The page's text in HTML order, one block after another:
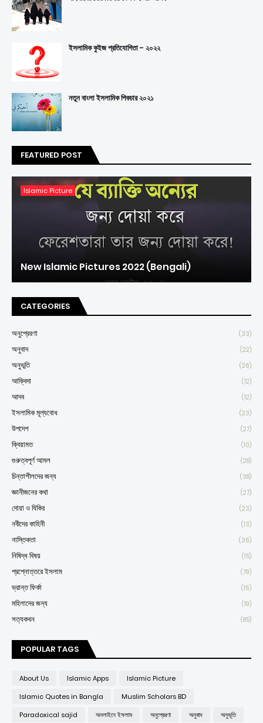
ইসলামিক কুইজ প্রতিযোগিতা - ২০২২
নতুন বাংলা ইসলামিক পিকচার ২০২১
FEATURED POST
Islamic Picture
New Islamic Pictures 2022 (Bengali)
CATEGORIES
অনুপ্রেরণা (33)
অনুবাদ (22)
অনুভূতি (26)
আক্বিদা (12)
আদব (12)
ইসলামিক মূল্যবোধ (23)
উপদেশ (27)
ক্বিয়ামত (10)
গুরুত্বপূর্ণ আমল (28)
চিন্তাশীলদের জন্য (38)
জ্ঞানীজনের কথা (27)
দোয়া ও যিকির (23)
নবীদের কাহিনী (13)
নাস্তিকতা (36)
নিষিদ্ধ বিষয় (15)
প্রশ্নোত্তরে ইসলাম (79)
ভ্রান্ত ফির্কা (16)
মহিলাদের জন্য (19)
সত্যকথন (85)
POPULAR TAGS
About Us Islamic Apps
Islamic Picture
Islamic Quotes in Bangla
Muslim Scholars BD
Paradoxical sajid
অনলাইনে ইসলাম অনুপ্রেরণা অনুবাদ
অনুভূতি